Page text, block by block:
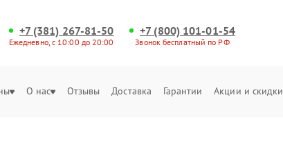
+7 (381) 267-81-50
Ежедневно, с 10:00 до 20:00
+7 (800) 101-01-54
Звонок бесплатный по РФ
О нас Отзывы Доставка Гарантии Акции и скидки